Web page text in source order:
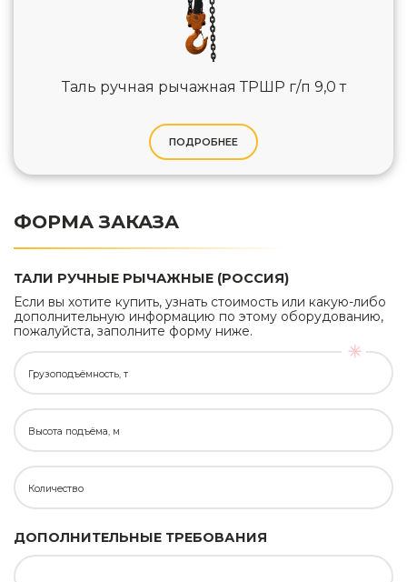
Таль ручная рычажная ТРШР г/п 9,0 т
ПОДРОБНЕЕ
ФОРМА ЗАКАЗА
ТАЛИ РУЧНЫЕ РЫЧАЖНЫЕ (РОССИЯ)
Если вы хотите купить, узнать стоимость или какую-либо
дополнительную информацию по этому оборудованию,
пожалуйста, заполните форму ниже.
Грузоподъёмность, т
Высота подъёма, м
Количество
ДОПОЛНИТЕЛЬНЫЕ ТРЕБОВАНИЯ